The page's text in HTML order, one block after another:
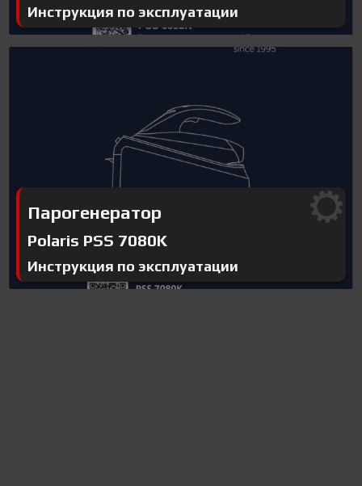
Инструкция по эксплуатации
Парогенератор
Polaris PSS 7080K
Инструкция по эксплуатации